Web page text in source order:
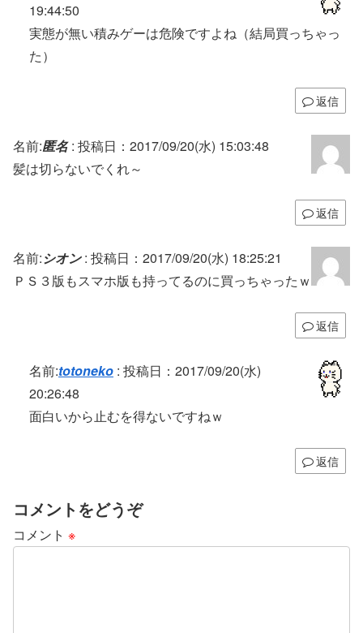
19:44:50
実態が無い積みゲーは危険ですよね（結局買っちゃっ
た）
返信
名前:匿名: 投稿日：2017/09/20(水) 15:03:48
髪は切らないでくれ～
返信
名前:シオン: 投稿日：2017/09/20(水) 18:25:21
ＰＳ３版もスマホ版も持ってるのに買っちゃったｗ
返信
名前:totoneko : 投稿日：2017/09/20(水)
20:26:48
面白いから止むを得ないですねｗ
返信
コメントをどうぞ
コメント ※